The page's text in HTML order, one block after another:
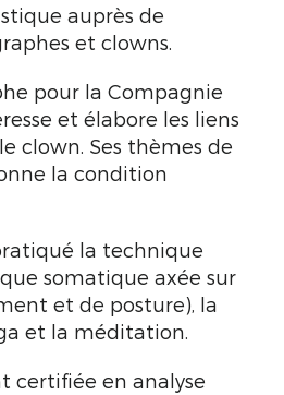
auprès de
et clowns.
pour la Compagnie
et élabore les liens
clown. Ses thèmes de
la condition
la technique
somatique axée sur
et de posture), la
et la méditation.
certifiée en analyse